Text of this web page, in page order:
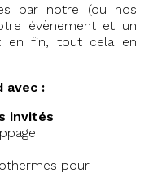
par notre (ou nos
évènement et un
en fin, tout cela en
avec :
invités
pour